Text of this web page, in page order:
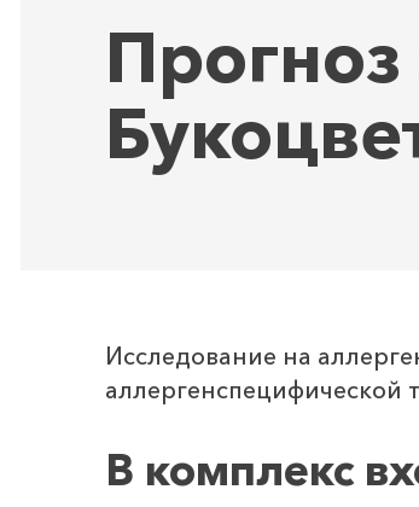
Исследование на
аллергенспецифической
В комплекс